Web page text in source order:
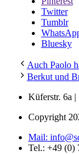
post
"Sarah
jetzt
eigene
Familie"
Twitter
Tumblr
Bluesky
Auch Paolo
Berkut und
Küferstr. 6a |
Copyright
Mail:
Tel.: +49 (0)